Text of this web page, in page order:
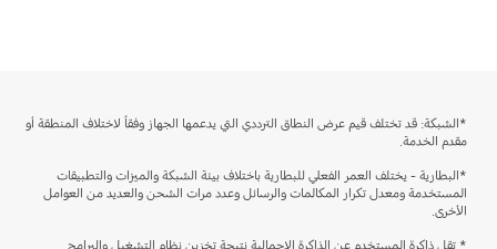
*الشبكة: قد تختلف قيم عرض النطاق الترددي التي يدعمها الجهاز وفقاً لاختلاف المنطقة أو
مقدم الخدمة.
*البطارية - يختلف العمر الفعلي للبطارية باختلاف بيئة الشبكة والميزات والتطبيقات
المستخدمة ومعدل تكرار المكالمات والرسائل وعدد مرات الشحن والعديد من العوامل
الأخرى.
* تقل ذاكرة المستخدم عن الذاكرة الإجمالية نتيجة تخزين نظام التشغيل والبرامج